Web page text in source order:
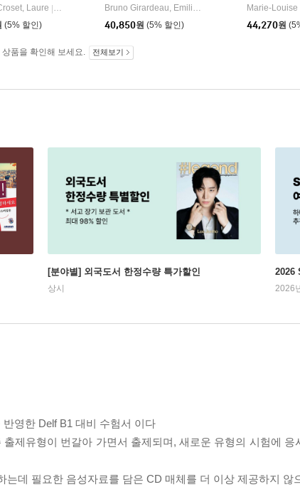
| Didier
Laure
Didier
(5% 할인)
Bruno Girardeau, Emilie Jacament, Marie Warzecha Salin
40,850원 (5% 할인)
Marie-Louise
44,270원
품을 확인해 보세요. 전체보기
[분야별] 외국도서 한정수량 특가할인
상시
2026
2026
영한 Delf B1 대비 수험서 이다
제유형이 번갈아 가면서 출제되며, 새로운 유형의 시험에
는데 필요한 음성자료를 담은 CD 매체를 더 이상 제공하지 않